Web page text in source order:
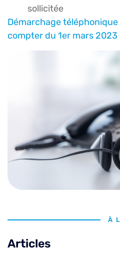
sollicitée
Démarchage téléphonique
compter du 1er mars 2023
À
Articles